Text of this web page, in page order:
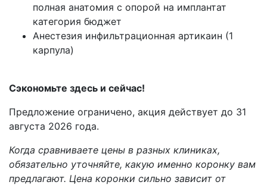
полная анатомия с опорой на имплантат
категория бюджет
Анестезия инфильтрационная артикаин (1
карпула)
Сэкономьте здесь и сейчас!
Предложение ограничено, акция действует до 31
августа 2026 года.
Когда сравниваете цены в разных клиниках,
обязательно уточняйте, какую именно коронку вам
предлагают. Цена коронки сильно зависит от